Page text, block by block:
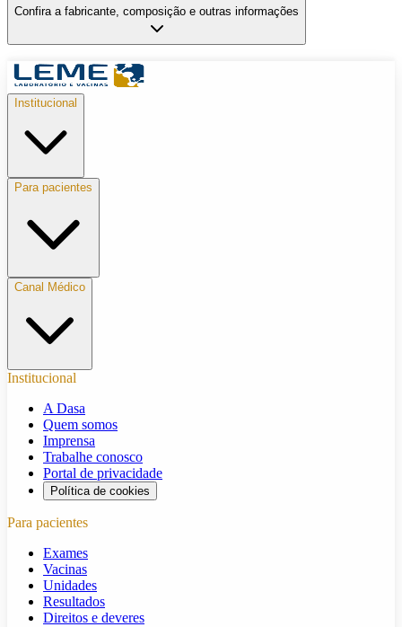
Confira a fabricante, composição e outras informações
Institucional
Para pacientes
Canal Médico
Institucional
A Dasa
Quem somos
Imprensa
Trabalhe conosco
Portal de privacidade
Política de cookies
Para pacientes
Exames
Vacinas
Unidades
Resultados
Direitos e deveres